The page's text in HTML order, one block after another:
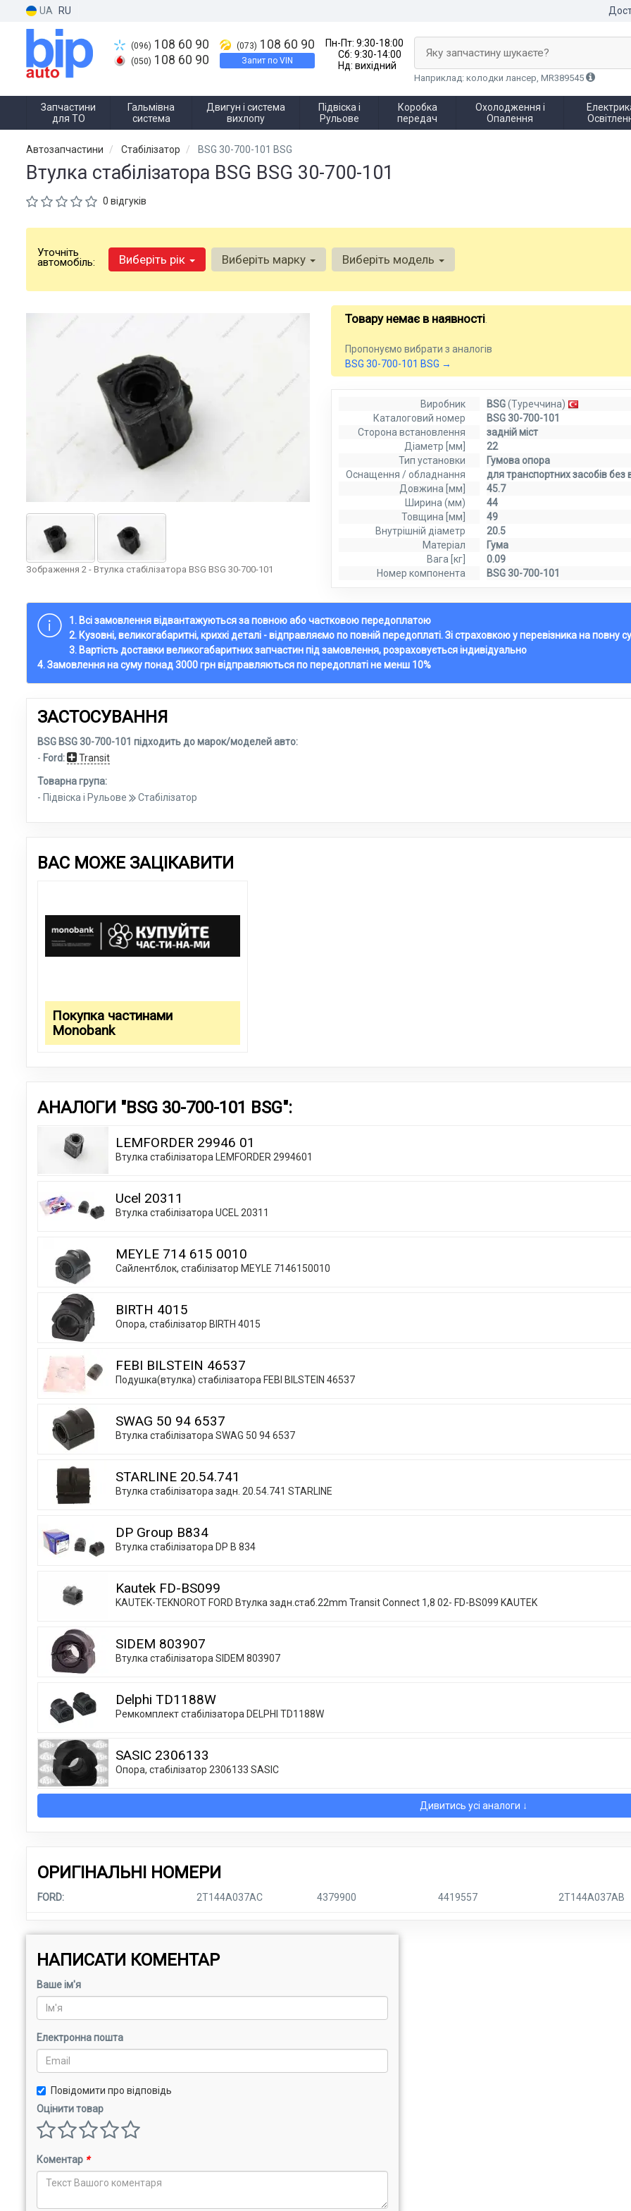
UA RU
(096) 108 60 90
(050) 108 60 90
(073) 108 60 90
Запит по VIN
Пн-Пт: 9:30-18:00
Сб: 9:30-14:00
Нд: вихідний
Яку запчастину шукаєте?
Наприклад: колодки лансер, MR389545
Запчастини
для ТО
Гальмівна
система
Двигун і система
вихлопу
Підвіска і
Рульове
Коробка
передач
Охолодження і
Опалення
Автозапчастини Стабілізатор BSG 30-700-101 BSG
Втулка стабілізатора BSG BSG 30-700-101
0 відгуків
Уточніть
автомобіль: Виберіть рік Виберіть марку Виберіть модель
Зображення 2 - Втулка стабілізатора BSG BSG 30-700-101
Товару немає в наявності
Пропонуємо вибрати з аналогів
BSG 30-700-101 BSG →
Виробник BSG(Туреччина)
Каталоговий номер
BSG 30-700-101
Сторона встановлення
задній міст
Діаметр [мм]
22
Тип установки
Гумова опора
Оснащення / обладнання
для транспортних засобів без
Довжина [мм]
45.7
Ширина (мм)
44
Товщина [мм]
49
Внутрішній діаметр
20.5
Матеріал
Гума
Вага [кг]
0.09
Номер компонента
BSG 30-700-101
1. Всі замовлення відвантажуються за повною або частковою передоплатою
2. Кузовні, великогабаритні, крихкі деталі - відправляємо по повній передоплаті. Зі страховкою у перевізника на повну
3. Вартість доставки великогабаритних запчастин під замовлення, розраховується індивідуально
4. Замовлення на суму понад 3000 грн відправляються по передоплаті не менш 10%
ЗАСТОСУВАННЯ
BSG BSG 30-700-101 підходить до марок/моделей авто:
- Ford: Transit
Товарна група:
- Підвіска і Рульове
Стабілізатор
ВАС МОЖЕ ЗАЦІКАВИТИ
Покупка частинами
Monobank
АНАЛОГИ "BSG 30-700-101 BSG":
LEMFORDER 29946 01
Втулка стабілізатора LEMFORDER 2994601
Ucel 20311
Втулка стабілізатора UCEL 20311
MEYLE 714 615 0010
Сайлентблок, стабілізатор MEYLE 7146150010
BIRTH 4015
Опора, стабілізатор BIRTH 4015
FEBI BILSTEIN 46537
Подушка(втулка) стабілізатора FEBI BILSTEIN 46537
SWAG 50 94 6537
Втулка стабілізатора SWAG 50 94 6537
STARLINE 20.54.741
Втулка стабілізатора задн. 20.54.741 STARLINE
DP Group B834
Втулка стабілізатора DP B 834
Kautek FD-BS099
KAUTEK-TEKNOROT FORD Втулка задн.стаб.22mm Transit Connect 1,8 02- FD-BS099 KAUTEK
SIDEM 803907
Втулка стабілізатора SIDEM 803907
Delphi TD1188W
Ремкомплект стабілізатора DELPHI TD1188W
SASIC 2306133
Опора, стабілізатор 2306133 SASIC
Дивитись усі аналоги ↓
ОРИГІНАЛЬНІ НОМЕРИ
FORD: 2T144A037AC 4379900 4419557 2T144A037AB
НАПИСАТИ КОМЕНТАР
Ваше ім'я
Електронна пошта
Повідомити про відповідь
Оцінити товар
Коментар *